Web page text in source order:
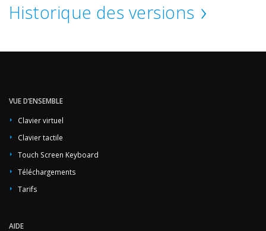
Historique des versions
VUE D’ENSEMBLE
Clavier virtuel
Clavier tactile
Touch Screen Keyboard
Téléchargements
Tarifs
AIDE